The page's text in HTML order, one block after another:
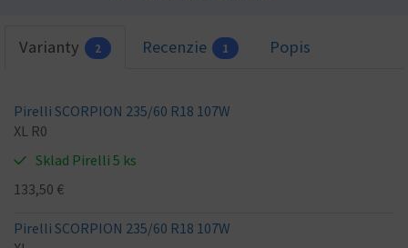
Varianty 2 Recenzie 1 Popis
Pirelli SCORPION 235/60 R18 107W
XL R0
Sklad Pirelli 5 ks
133,50 €
Pirelli SCORPION 235/60 R18 107W